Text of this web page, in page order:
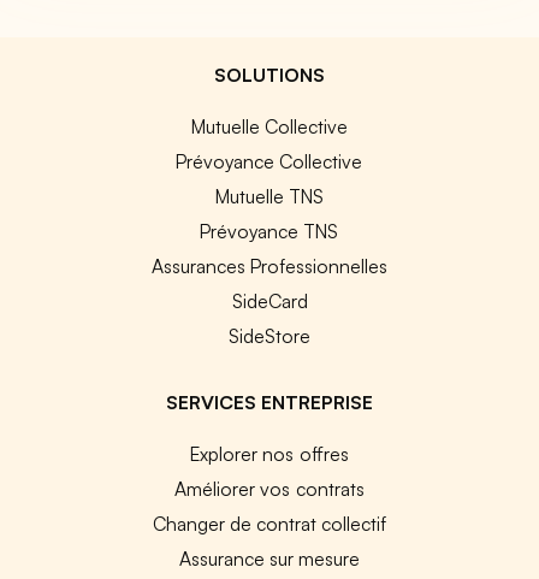
SOLUTIONS
Mutuelle Collective
Prévoyance Collective
Mutuelle TNS
Prévoyance TNS
Assurances Professionnelles
SideCard
SideStore
SERVICES ENTREPRISE
Explorer nos offres
Améliorer vos contrats
Changer de contrat collectif
Assurance sur mesure